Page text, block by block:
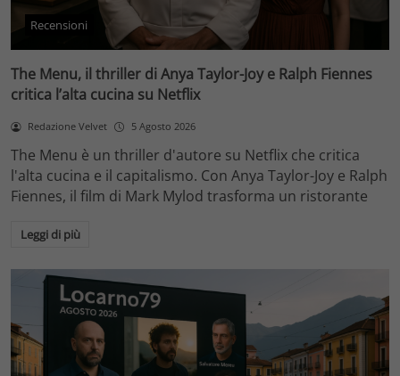
Recensioni
The Menu, il thriller di Anya Taylor-Joy e Ralph Fiennes
critica l’alta cucina su Netflix
Redazione Velvet 5 Agosto 2026
The Menu è un thriller d'autore su Netflix che critica
l'alta cucina e il capitalismo. Con Anya Taylor-Joy e Ralph
Fiennes, il film di Mark Mylod trasforma un ristorante
Leggi di più